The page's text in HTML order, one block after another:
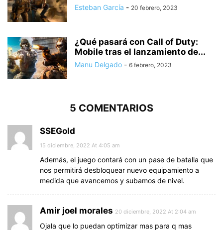
Esteban García - 20 febrero, 2023
¿Qué pasará con Call of Duty:
Mobile tras el lanzamiento de...
Manu Delgado - 6 febrero, 2023
5 COMENTARIOS
SSEGold
15 diciembre, 2022 At 4:05 am
Además, el juego contará con un pase de batalla que
nos permitirá desbloquear nuevo equipamiento a
medida que avancemos y subamos de nivel.
Amir joel morales 20 diciembre, 2022 At 2:04 am
Ojala que lo puedan optimizar mas para q mas